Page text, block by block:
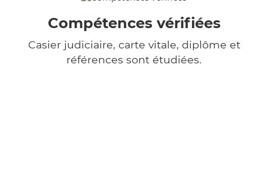
Compétences vérifiées
Casier judiciaire, carte vitale, diplôme et
références sont étudiées.